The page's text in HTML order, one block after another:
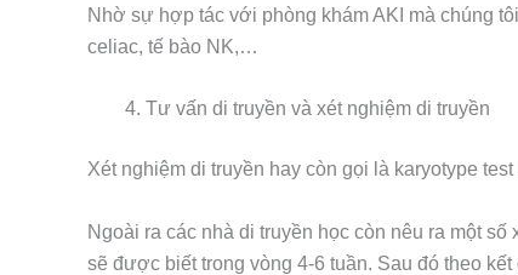
Nhờ sự hợp tác với phòng khám AKI mà chúng
celiac, tế bào NK,…
Tư vấn di truyền và xét nghiệm di truyền
Xét nghiệm di truyền hay còn gọi là karyotype
Ngoài ra các nhà di truyền học còn nêu ra một
sẽ được biết trong vòng 4-6 tuần. Sau đó theo